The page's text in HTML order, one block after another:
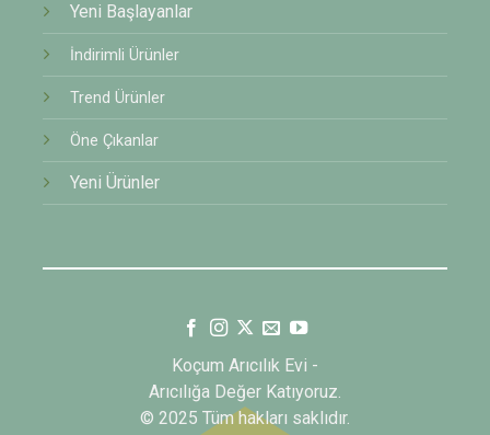
Yeni Başlayanlar
İndirimli Ürünler
Trend Ürünler
Öne Çıkanlar
Yeni Ürünler
Koçum Arıcılık Evi -
Arıcılığa Değer Katıyoruz.
© 2025 Tüm hakları saklıdır.